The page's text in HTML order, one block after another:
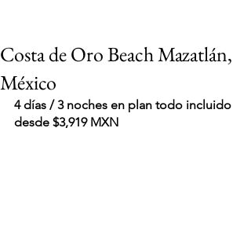
Costa de Oro Beach Mazatlán,
México
4 días / 3 noches en plan todo incluido
desde $3,919 MXN